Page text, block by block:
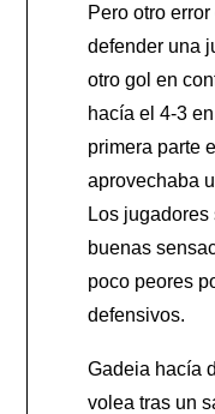
Pero otro
defender una
otro gol en
hacía el 4-3
primera parte
aprovechaba
Los
buenas
poco peores
defensivos.
Gadeia hacía
volea tras un